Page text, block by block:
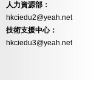
人力資源部：
hkciedu2@yeah.net
技術支援中心：
hkciedu3@yeah.net